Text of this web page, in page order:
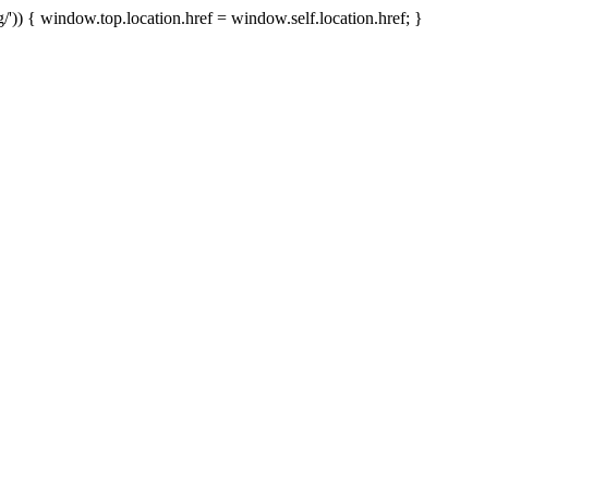
')) { window.top.location.href = window.self.location.href; }